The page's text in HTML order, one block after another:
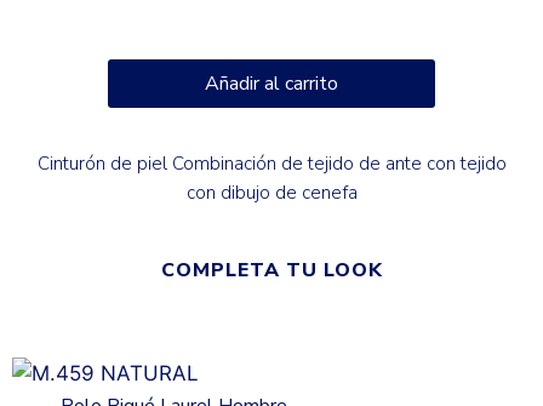
Añadir al carrito
Cinturón de piel Combinación de tejido de ante con tejido
con dibujo de cenefa
COMPLETA TU LOOK